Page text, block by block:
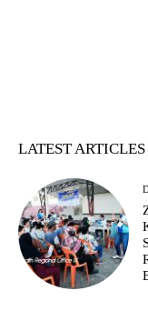
LATEST ARTICLES